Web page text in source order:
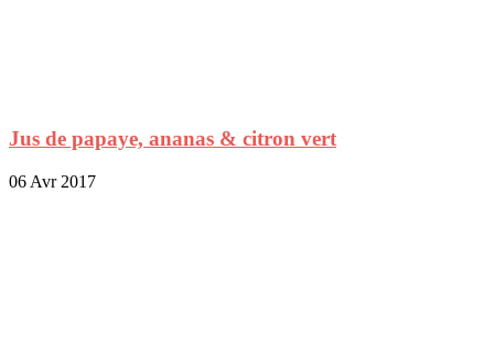
Jus de papaye, ananas & citron vert
06 Avr 2017